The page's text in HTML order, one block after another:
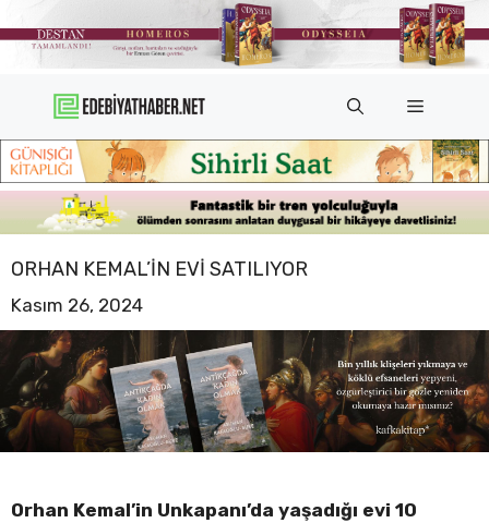
atla
Menü
ORHAN KEMAL’IN EVI SATILIYOR
Kasım 26, 2024
Orhan Kemal’in Unkapanı’da yaşadığı evi 10